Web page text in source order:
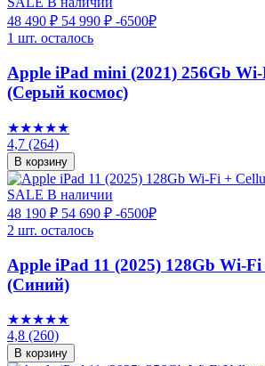
48 490 ₽ 54 990 ₽ -6500₽
1 шт. осталось
Apple iPad mini (2021) 256Gb
(Серый космос)
★★★★★
4,7 (264)
В корзину
SALE В наличии
48 190 ₽ 54 690 ₽ -6500₽
2 шт. осталось
Apple iPad 11 (2025) 128Gb Wi-
(Синий)
★★★★★
4,8 (260)
В корзину